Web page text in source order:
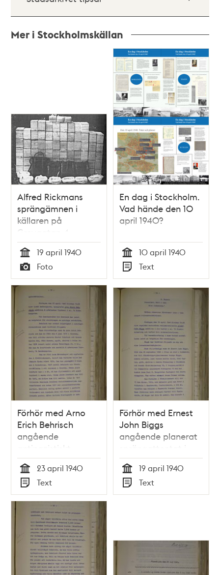
Mer i Stockholmskällan
Alfred Rickmans
sprängämnen i
källaren på
Grevgatan 4
Tid
19 april 1940
Typ
Foto
En dag i Stockholm.
Vad hände den 10
april 1940?
Tid
10 april 1940
Typ
Text
Förhör med Arno
Erich Behrisch
angående
antinazistiskt
sprängattentat i
Oxelösunds hamn,
1940
Tid
23 april 1940
Typ
Text
Förhör med Ernest
John Biggs
angående planerat
sprängattentat i
Oxelösunds hamn,
1940
Tid
19 april 1940
Typ
Text